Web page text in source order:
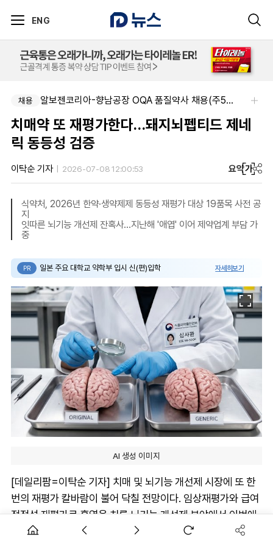
ENG
채용 알보젠코리아-향남공장 OQA 품질약사 채용(주5일/파트타임 가능)
치매약 또 재평가한다…돼지뇌펩티드 제네
릭 동등성 검증
이탁순 기자 2026-07-08 12:00:53 요약가
식약처, 2026년 한약·생약제제 동등성 재평가 대상 19품목 사전 공
지
잇따른 뇌기능 개선제 잔혹사…지난해 '애엽' 이어 제약업계 부담 가
중
PR 일본 주요 대학교 약학부 입시 신(편)입학 자세히보기
AI 생성 이미지
[데일리팜=이탁순 기자] 치매 및 뇌기능 개선제 시장에 또 한
번의 재평가 칼바람이 불어 닥칠 전망이다. 임상재평가와 급여
적정성 재평가로 홍역을 치른 뇌기능 개선제 분야에서 이번에
는 후발 의약품(제네릭)의 효능을 재검증하는 '의약품 동등성